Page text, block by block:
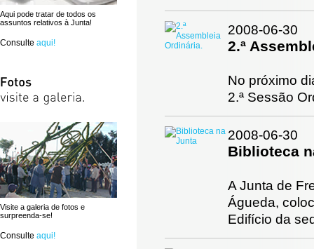
Aqui pode tratar de todos os
assuntos relativos à Junta!
Consulte aqui!
Visite a galeria de fotos e
surpreenda-se!
Consulte aqui!
2008-06-30
2.ª
No próximo
2.ª Sessão
2008-06-30
Biblioteca
A Junta de
Águeda,
Edifício da